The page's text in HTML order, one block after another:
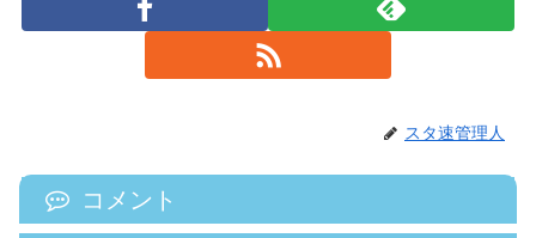
スタ速管理人
コメント